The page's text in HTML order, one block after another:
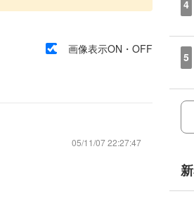
画像表示ON・OFF
05/11/07 22:27:47
4
5